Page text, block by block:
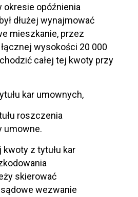
okresie opóźnienia
dłużej wynajmować
mieszkanie, przez
wysokości 20 000
całej tej kwoty przy
kar umownych,
roszczenia
umowne.
z tytułu kar
skierować
wezwanie